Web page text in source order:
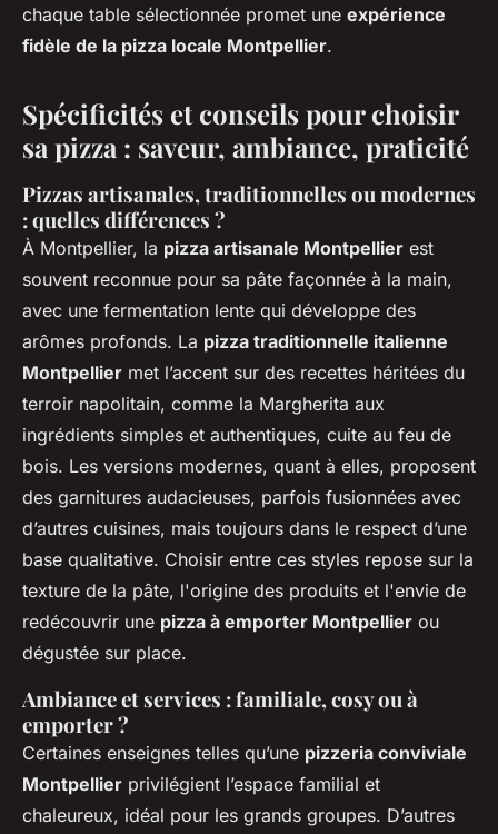
chaque table sélectionnée promet une expérience
fidèle de la pizza locale Montpellier.
Spécificités et conseils pour choisir
sa pizza : saveur, ambiance, praticité
Pizzas artisanales, traditionnelles ou modernes
: quelles différences ?
À Montpellier, la pizza artisanale Montpellier est
souvent reconnue pour sa pâte façonnée à la main,
avec une fermentation lente qui développe des
arômes profonds. La pizza traditionnelle italienne
Montpellier met l’accent sur des recettes héritées du
terroir napolitain, comme la Margherita aux
ingrédients simples et authentiques, cuite au feu de
bois. Les versions modernes, quant à elles, proposent
des garnitures audacieuses, parfois fusionnées avec
d’autres cuisines, mais toujours dans le respect d’une
base qualitative. Choisir entre ces styles repose sur la
texture de la pâte, l'origine des produits et l'envie de
redécouvrir une pizza à emporter Montpellier ou
dégustée sur place.
Ambiance et services : familiale, cosy ou à
emporter ?
Certaines enseignes telles qu’une pizzeria conviviale
Montpellier privilégient l’espace familial et
chaleureux, idéal pour les grands groupes. D’autres